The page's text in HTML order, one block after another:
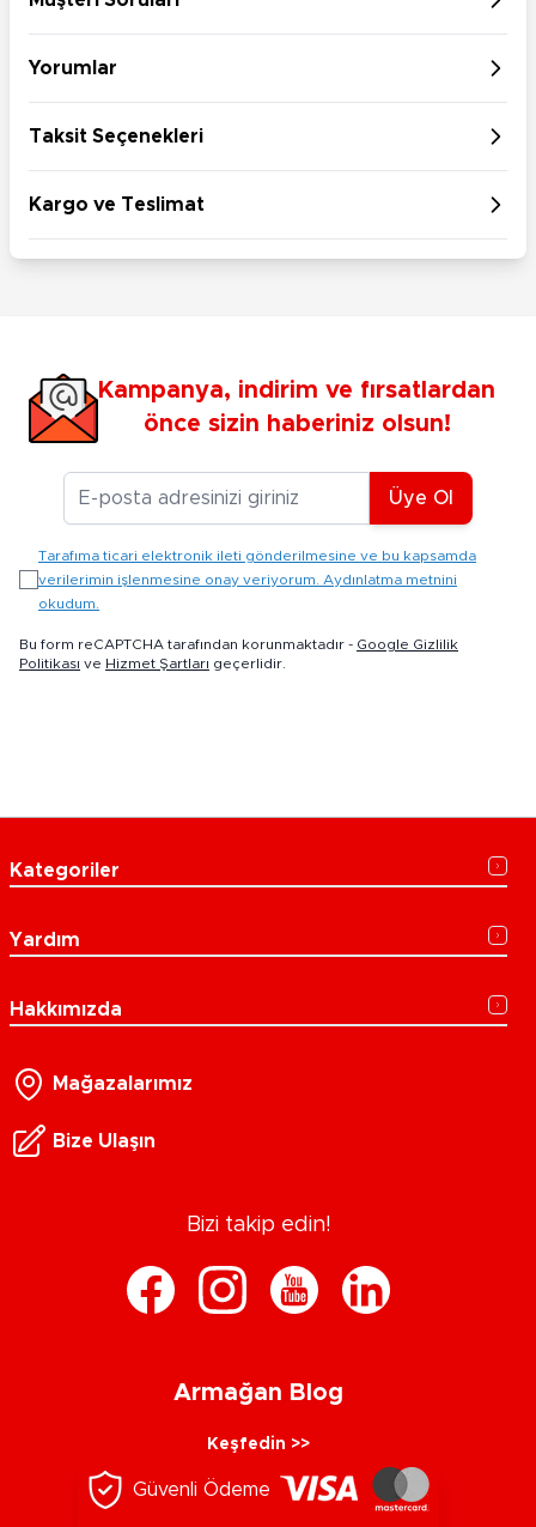
Yorumlar
Taksit Seçenekleri
Kargo ve Teslimat
Kampanya, indirim ve fırsatlardan
önce sizin haberiniz olsun!
E-posta Adresiniz
Üye Ol
Tarafıma ticari elektronik ileti gönderilmesine ve bu kapsamda
verilerimin işlenmesine onay veriyorum. Aydınlatma metnini
okudum.
Bu form reCAPTCHA tarafından korunmaktadır - Google Gizlilik
Politikası ve Hizmet Şartları geçerlidir.
Kategoriler
Yardım
Hakkımızda
Mağazalarımız
Bize Ulaşın
Bizi takip edin!
Armağan Blog
Keşfedin >>
Güvenli Ödeme